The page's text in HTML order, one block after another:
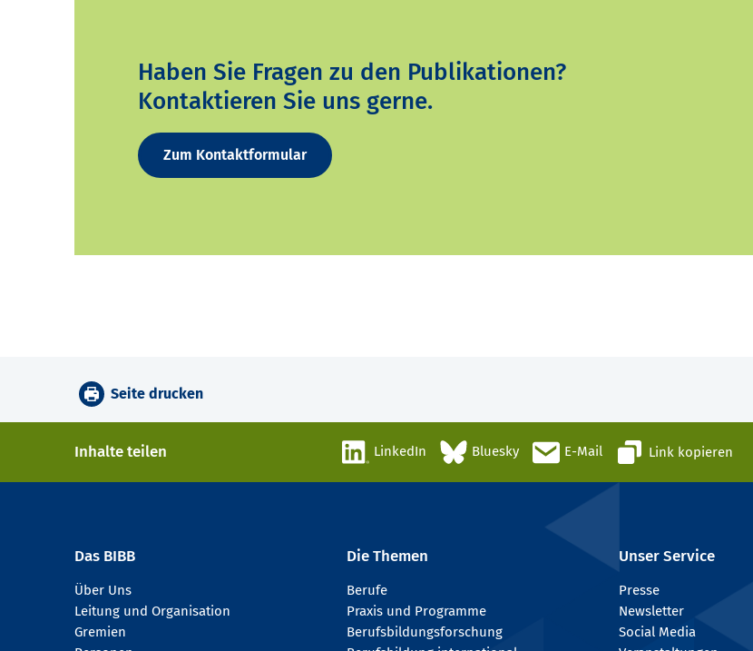
Haben Sie Fragen zu den Publikationen?
Kontaktieren Sie uns gerne.
Zum Kontaktformular
Seite drucken
Inhalte teilen LinkedIn Bluesky E-Mail Link kopieren
Das BIBB
Über Uns
Leitung und Organisation
Gremien
Die Themen
Berufe
Praxis und Programme
Berufsbildungsforschung
Unser Service
Presse
Newsletter
Social Media